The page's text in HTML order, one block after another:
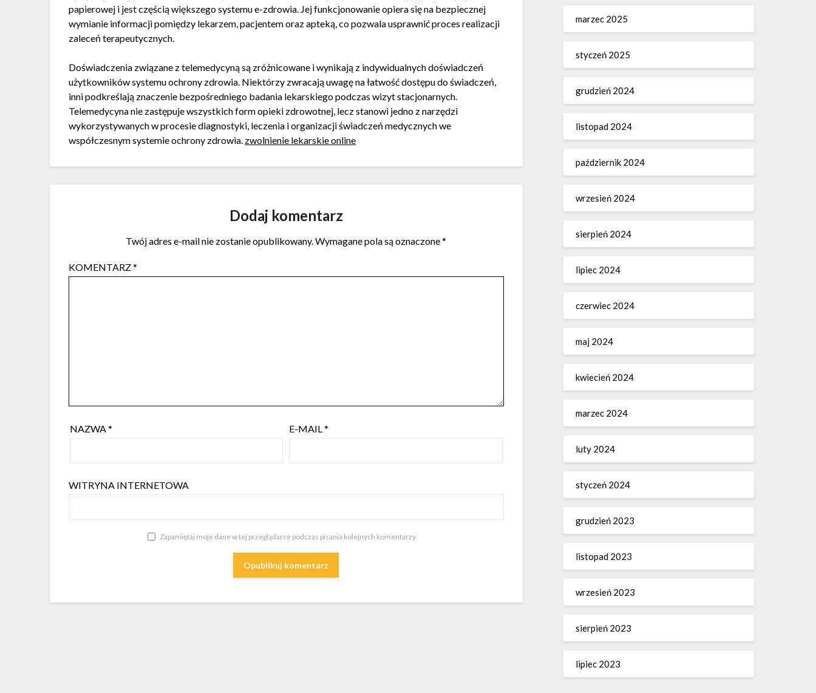
papierowej i jest częścią większego systemu e-zdrowia. Jej funkcjonowanie opiera się na bezpiecznej
wymianie informacji pomiędzy lekarzem, pacjentem oraz apteką, co pozwala usprawnić proces realizacji
zaleceń terapeutycznych.
Doświadczenia związane z telemedycyną są zróżnicowane i wynikają z indywidualnych doświadczeń
użytkowników systemu ochrony zdrowia. Niektórzy zwracają uwagę na łatwość dostępu do świadczeń,
inni podkreślają znaczenie bezpośredniego badania lekarskiego podczas wizyt stacjonarnych.
Telemedycyna nie zastępuje wszystkich form opieki zdrowotnej, lecz stanowi jedno z narzędzi
wykorzystywanych w procesie diagnostyki, leczenia i organizacji świadczeń medycznych we
współczesnym systemie ochrony zdrowia. zwolnienie lekarskie online
Dodaj komentarz
Twój adres e-mail nie zostanie opublikowany.Wymagane pola są oznaczone*
KOMENTARZ*
NAZWA* E-MAIL*
WITRYNA INTERNETOWA
Zapamiętaj moje dane w tej przeglądarce podczas pisania kolejnych komentarzy.
marzec 2025
styczeń 2025
grudzień 2024
listopad 2024
październik 2024
wrzesień 2024
sierpień 2024
lipiec 2024
czerwiec 2024
maj 2024
kwiecień 2024
marzec 2024
luty 2024
styczeń 2024
grudzień 2023
listopad 2023
wrzesień 2023
sierpień 2023
lipiec 2023